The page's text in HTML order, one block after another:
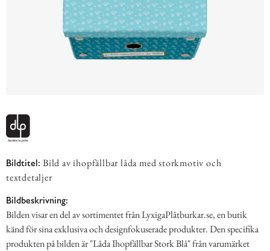
Bildtitel: Bild av ihopfällbar låda med storkmotiv och
textdetaljer
Bildbeskrivning:
Bilden visar en del av sortimentet från LyxigaPlåtburkar.se, en butik
känd för sina exklusiva och designfokuserade produkter. Den specifika
produkten på bilden är "Låda Ihopfällbar Stork Blå" från varumärket